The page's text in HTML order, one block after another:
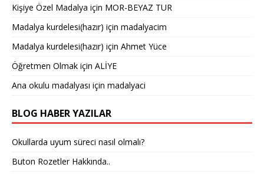
Kişiye Özel Madalya için MOR-BEYAZ TUR
Madalya kurdelesi(hazır) için madalyacim
Madalya kurdelesi(hazır) için Ahmet Yüce
Öğretmen Olmak için ALİYE
Ana okulu madalyası için madalyaci
BLOG HABER YAZILAR
Okullarda uyum süreci nasıl olmalı?
Buton Rozetler Hakkında..